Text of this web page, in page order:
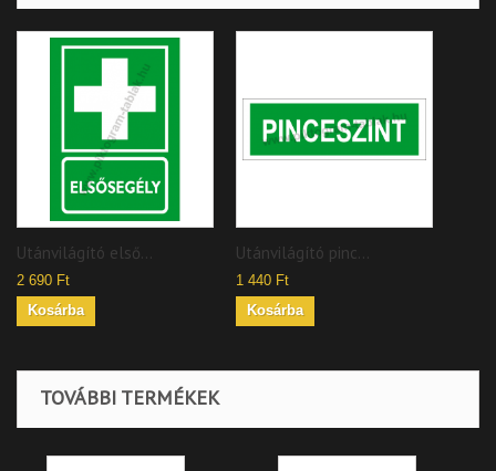
Utánvilágító első...
2 690 Ft
Kosárba
Utánvilágító pinc...
1 440 Ft
Kosárba
TOVÁBBI TERMÉKEK